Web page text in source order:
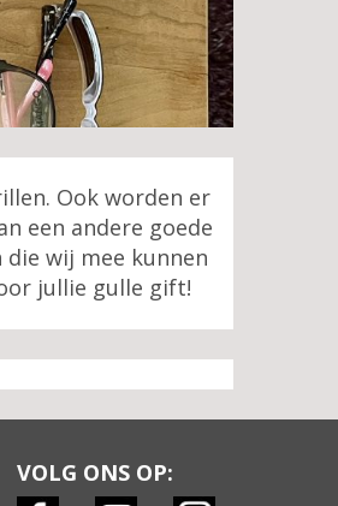
Ook worden er
een andere goede
wij mee kunnen
jullie gulle gift!
VOLG ONS OP: